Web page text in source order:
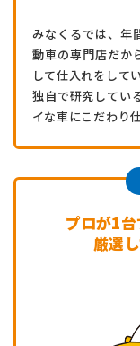
みなくるでは、年
動車の専門店だか
して仕入れをして
独自で研究してい
イな車にこだわり
プロが1
厳選